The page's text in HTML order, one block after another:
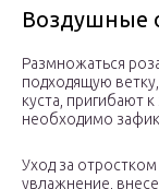
Воздушные
Размножаться
подходящую
куста, пригибают
необходимо
Уход за
увлажнение,